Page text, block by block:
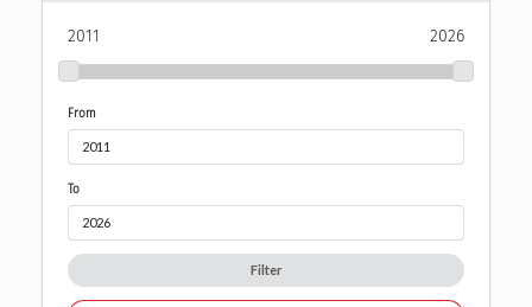
2011 2026
From
To
Filter